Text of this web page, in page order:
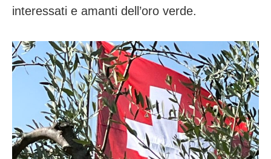
interessati e amanti dell’oro verde.